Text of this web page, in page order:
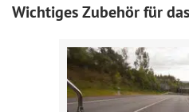
Wichtiges Zubehör für